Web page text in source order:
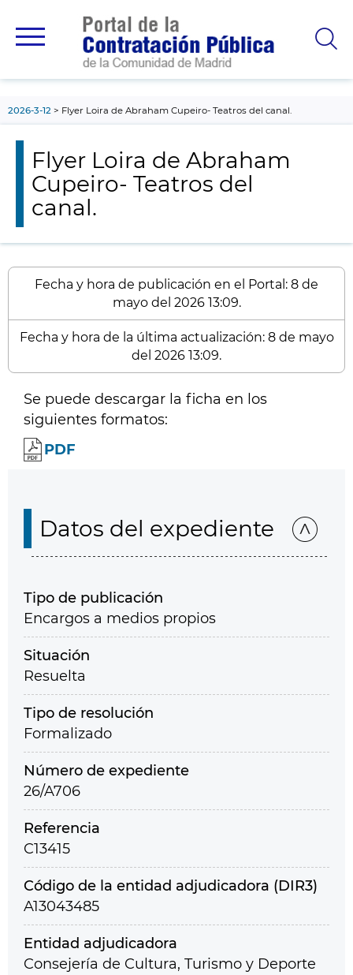
principal
2026-3-12 Flyer Loira de Abraham Cupeiro- Teatros del canal.
Flyer Loira de Abraham
Cupeiro- Teatros del
canal.
Fecha y hora de publicación en el Portal: 8 de
mayo del 2026 13:09.
Fecha y hora de la última actualización: 8 de mayo
del 2026 13:09.
Se puede descargar la ficha en los
siguientes formatos:
PDF
Datos del expediente
Tipo de publicación
Encargos a medios propios
Situación
Resuelta
Tipo de resolución
Formalizado
Número de expediente
26/A706
Referencia
C13415
Código de la entidad adjudicadora (DIR3)
A13043485
Entidad adjudicadora
Consejería de Cultura, Turismo y Deporte